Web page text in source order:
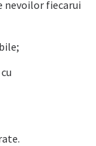
nevoilor fiecarui